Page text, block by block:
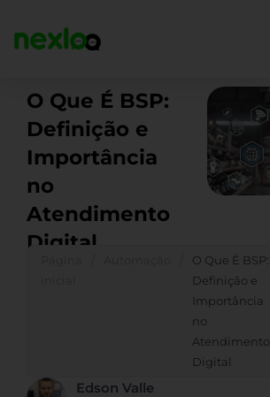
para
O Que É BSP:
Definição e
Importância
no
Atendimento
Digital
O Que É BSP:
Definição e
Importância
no
Atendimento
Digital
Edson Valle